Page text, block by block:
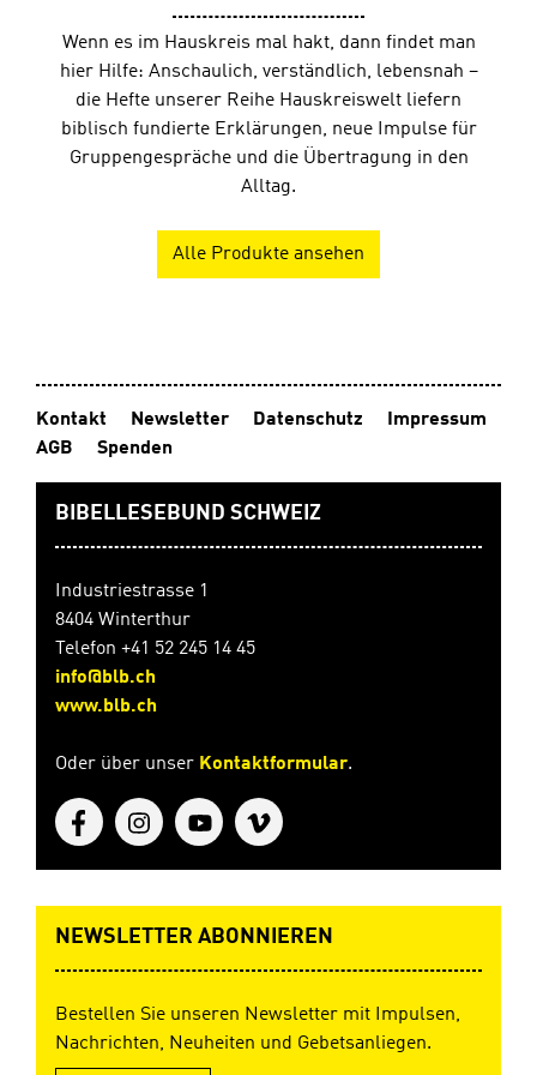
Wenn es im Hauskreis mal hakt, dann findet man
hier Hilfe: Anschaulich, verständlich, lebensnah –
die Hefte unserer Reihe Hauskreiswelt liefern
biblisch fundierte Erklärungen, neue Impulse für
Gruppengespräche und die Übertragung in den
Alltag.
Alle Produkte ansehen
Kontakt Newsletter Datenschutz
Impressum
AGB
Spenden
BIBELLESEBUND SCHWEIZ
Industriestrasse 1
8404 Winterthur
Telefon +41 52 245 14 45
info@blb.ch
www.blb.ch
Oder über unser Kontaktformular.
NEWSLETTER ABONNIEREN
Bestellen Sie unseren Newsletter mit Impulsen,
Nachrichten, Neuheiten und Gebetsanliegen.